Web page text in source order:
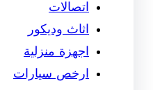
اتصالات
اثاث وديكور
اجهزة منزلية
ارخص سيارات